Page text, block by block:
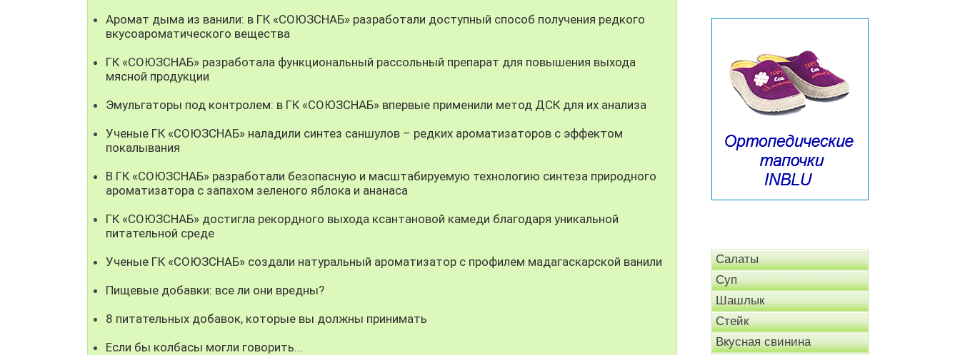
Аромат дыма из ванили: в ГК «СОЮЗСНАБ» разработали доступный способ получения редкого
вкусоароматического вещества
ГК «СОЮЗСНАБ» разработала функциональный рассольный препарат для повышения выхода
мясной продукции
Эмульгаторы под контролем: в ГК «СОЮЗСНАБ» впервые применили метод ДСК для их анализа
Ученые ГК «СОЮЗСНАБ» наладили синтез саншулов – редких ароматизаторов с эффектом
покалывания
В ГК «СОЮЗСНАБ» разработали безопасную и масштабируемую технологию синтеза природного
ароматизатора с запахом зеленого яблока и ананаса
ГК «СОЮЗСНАБ» достигла рекордного выхода ксантановой камеди благодаря уникальной
питательной среде
Ученые ГК «СОЮЗСНАБ» создали натуральный ароматизатор с профилем мадагаскарской ванили
Пищевые добавки: все ли они вредны?
8 питательных добавок, которые вы должны принимать
Если бы колбасы могли говорить...
Салаты
Суп
Шашлык
Стейк
Вкусная свинина